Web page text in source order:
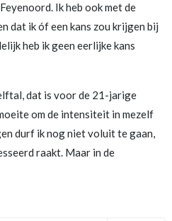
Ik heb ook met de
dat ik óf een kans zou krijgen bij
heb ik geen eerlijke kans
dat is voor de 21-jarige
om de intensiteit in mezelf
durf ik nog niet voluit te gaan,
raakt. Maar in de